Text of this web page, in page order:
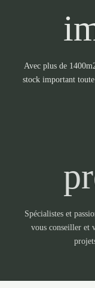
Avec plus de
stock important
Spécialistes et
vous conseiller et